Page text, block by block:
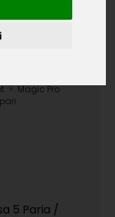
»Magic Pro
5 Paria /